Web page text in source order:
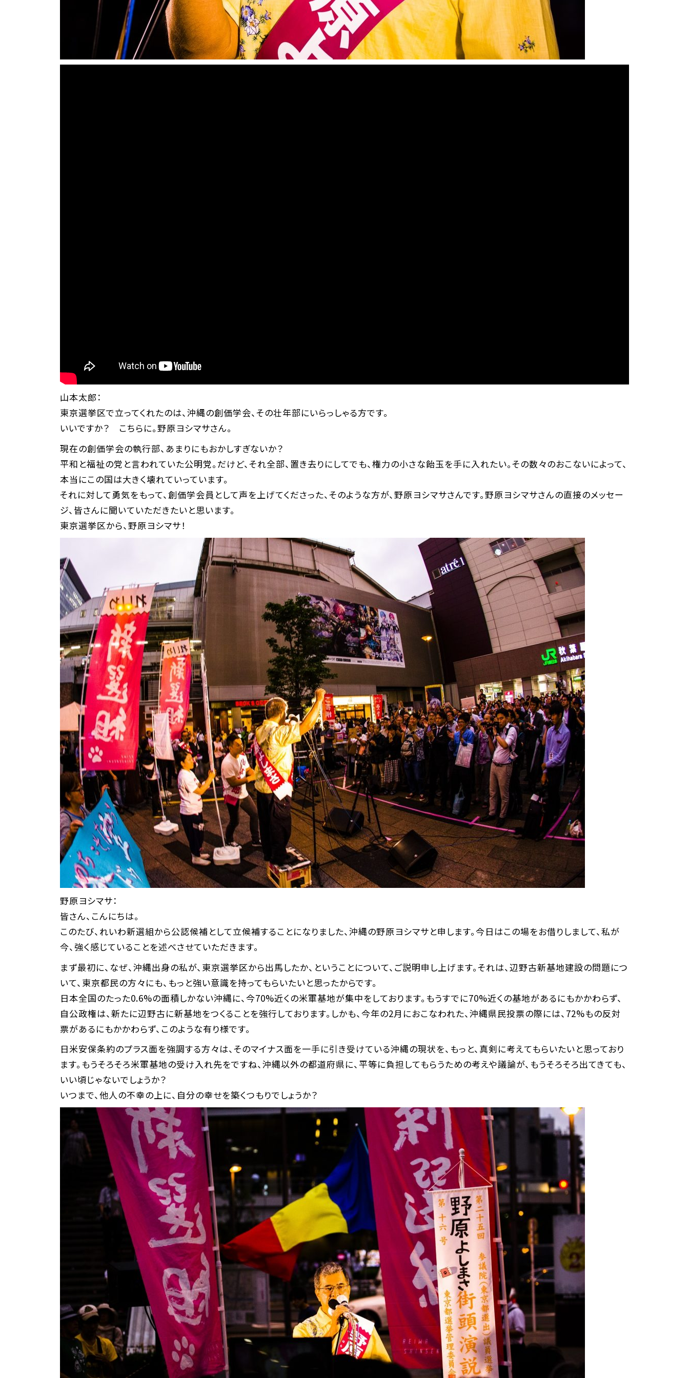
山本太郎：
東京選挙区で立ってくれたのは、沖縄の創価学会、その壮年部にいらっしゃる方です。
いいですか？ こちらに。野原ヨシマサさん。
現在の創価学会の執行部、あまりにもおかしすぎないか？
平和と福祉の党と言われていた公明党。だけど、それ全部、置き去りにしてでも、権力の小さな飴玉を手に入れたい。その数々のおこないによって、
本当にこの国は大きく壊れていっています。
それに対して勇気をもって、創価学会員として声を上げてくださった、そのような方が、野原ヨシマサさんです。野原ヨシマサさんの直接のメッセー
ジ、皆さんに聞いていただきたいと思います。
東京選挙区から、野原ヨシマサ！
野原ヨシマサ：
皆さん、こんにちは。
このたび、れいわ新選組から公認候補として立候補することになりました、沖縄の野原ヨシマサと申します。今日はこの場をお借りしまして、私が
今、強く感じていることを述べさせていただきます。
まず最初に、なぜ、沖縄出身の私が、東京選挙区から出馬したか、ということについて、ご説明申し上げます。それは、辺野古新基地建設の問題につ
いて、東京都民の方々にも、もっと強い意識を持ってもらいたいと思ったからです。
日本全国のたった0.6%の面積しかない沖縄に、今70%近くの米軍基地が集中をしております。もうすでに70%近くの基地があるにもかかわらず、
自公政権は、新たに辺野古に新基地をつくることを強行しております。しかも、今年の2月におこなわれた、沖縄県民投票の際には、72%もの反対
票があるにもかかわらず、このような有り様です。
日米安保条約のプラス面を強調する方々は、そのマイナス面を一手に引き受けている沖縄の現状を、もっと、真剣に考えてもらいたいと思っており
ます。もうそろそろ米軍基地の受け入れ先をですね、沖縄以外の都道府県に、平等に負担してもらうための考えや議論が、もうそろそろ出てきても、
いい頃じゃないでしょうか？
いつまで、他人の不幸の上に、自分の幸せを築くつもりでしょうか？